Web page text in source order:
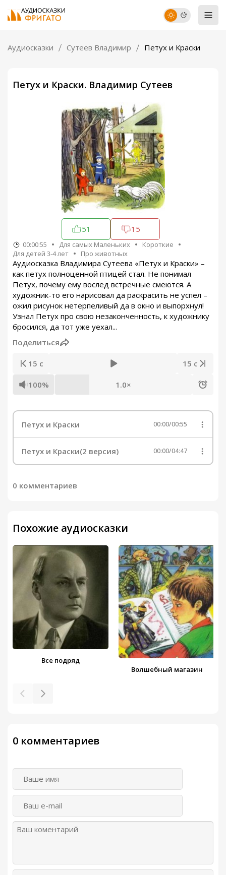
Аудиосказки Сутеев Владимир Петух и Краски
Петух и Краски. Владимир Сутеев
51 15
00:00:55 Для самых Маленьких
Короткие
Для детей 3-4 лет
Про животных
Аудиосказка Владимира Сутеева «Петух и Краски» –
как петух полноценной птицей стал. Не понимал
Петух, почему ему вослед встречные смеются. А
художник-то его нарисовал да раскрасить не успел –
ожил рисунок нетерпеливый да в окно и выпорхнул!
Узнал Петух про свою незаконченность, к художнику
бросился, да тот уже уехал...
Поделиться
15 с 15 с
100% 1.0×
Петух и Краски 00:00/00:55
Петух и Краски(2 версия) 00:00/04:47
0 комментариев
Похожие аудиосказки
Все подряд
Волшебный магазин
0 комментариев